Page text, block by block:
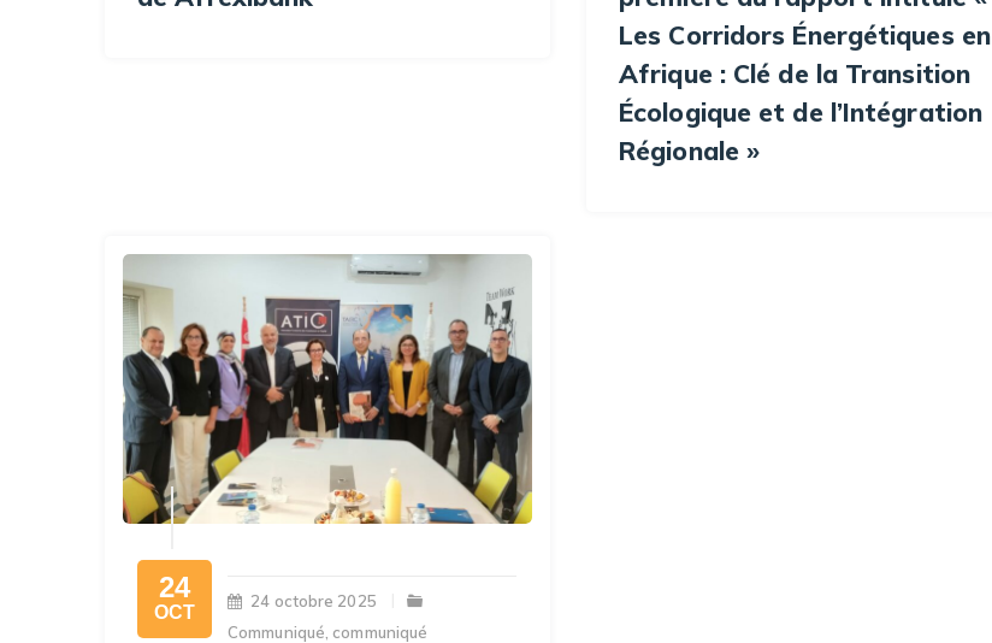
Les Corridors Énergétiques en
Afrique : Clé de la Transition
Écologique et de l’Intégration
Régionale »
24
OCT
24 octobre 2025
Communiqué communiqué